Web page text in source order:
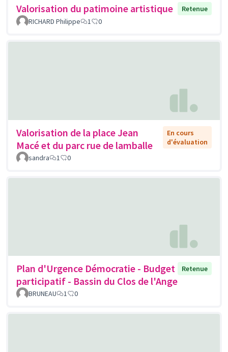
Valorisation du patimoine artistique
Retenue
RICHARD Philippe
1 0
Valorisation de la place Jean
Macé et du parc rue de lamballe
En cours
d'évaluation
sandra
1 0
Plan d'Urgence Démocratie - Budget
participatif - Bassin du Clos de l'Ange
Retenue
BRUNEAU 1 0